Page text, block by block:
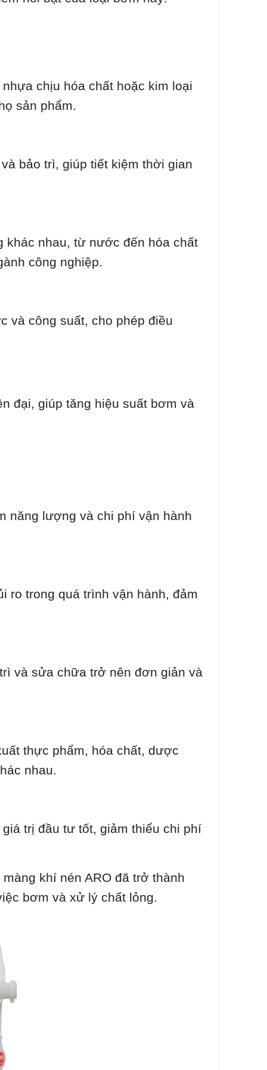
chịu hóa chất hoặc kim loại
sản phẩm.
bảo trì, giúp tiết kiệm thời gian
khác nhau, từ nước đến hóa chất
công nghiệp.
và công suất, cho phép điều
đại, giúp tăng hiệu suất bơm và
năng lượng và chi phí vận hành
ro trong quá trình vận hành, đảm
và sửa chữa trở nên đơn giản và
thực phẩm, hóa chất, dược
nhau.
trị đầu tư tốt, giảm thiểu chi phí
khí nén ARO đã trở thành
bơm và xử lý chất lỏng.